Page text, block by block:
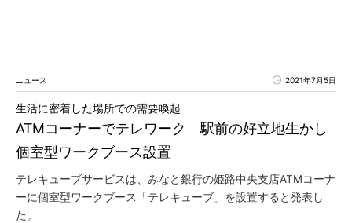
ニュース 2021年7月5日
ATMコーナーでテレワーク 駅前の好立地生かし
個室型ワークブース設置
生活に密着した場所での需要喚起
テレキューブサービスは、みなと銀行の姫路中央支店ATMコーナ
ーに個室型ワークブース「テレキューブ」を設置すると発表し
た。